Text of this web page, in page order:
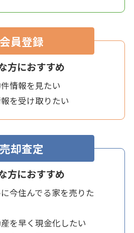
会員登録
方におすすめ
情報を見たい
を受け取りたい
売却査定
方におすすめ
産を早く現金化したい